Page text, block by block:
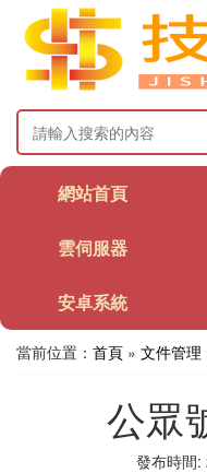
網站首頁
雲伺服器
安卓系統
當前位置： 首頁 » 文件管理
公眾
發布時間